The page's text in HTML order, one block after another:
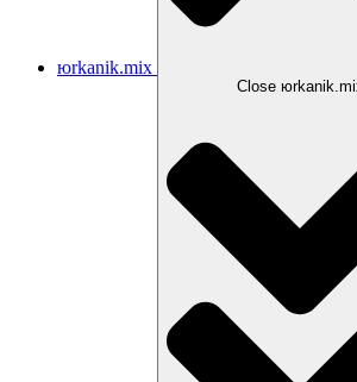
юrkanik.mix
Close